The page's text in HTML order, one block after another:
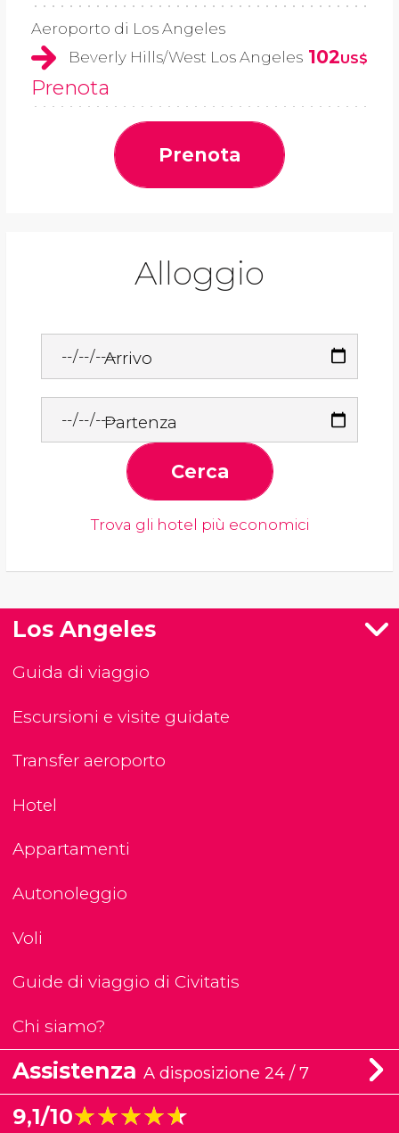
Aeroporto di Los Angeles
Beverly Hills/West Los Angeles 102US$
Prenota
Prenota
Alloggio
Arrivo
Partenza
Cerca
Trova gli hotel più economici
Los Angeles
Guida di viaggio
Escursioni e visite guidate
Transfer aeroporto
Hotel
Appartamenti
Autonoleggio
Voli
Guide di viaggio di Civitatis
Chi siamo?
Assistenza A disposizione 24 / 7
9,1/10★★★★★
★★★★★